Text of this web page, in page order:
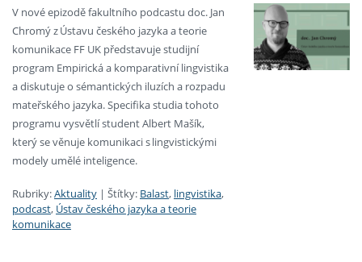
V nové epizodě fakultního podcastu doc. Jan
Chromý z Ústavu českého jazyka a teorie
komunikace FF UK představuje studijní
program Empirická a komparativní lingvistika
a diskutuje o sémantických iluzích a rozpadu
mateřského jazyka. Specifika studia tohoto
programu vysvětlí student Albert Mašík,
který se věnuje komunikaci s lingvistickými
modely umělé inteligence.
Rubriky:Aktuality | Štítky: Balast, lingvistika,
podcast, Ústav českého jazyka a teorie
komunikace